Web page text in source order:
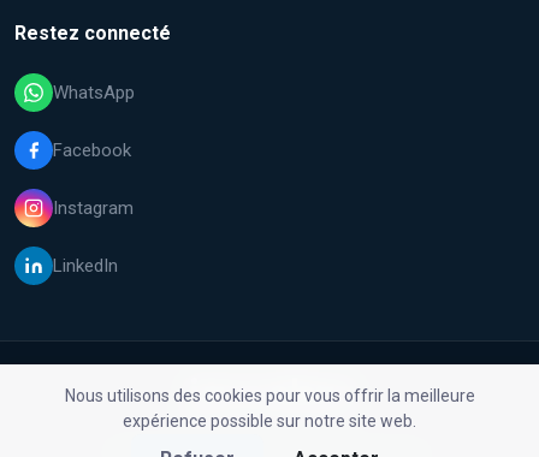
Nous utilisons des cookies pour vous offrir la meilleure
expérience possible sur notre site web.
Restez connecté
WhatsApp
Facebook
Instagram
LinkedIn